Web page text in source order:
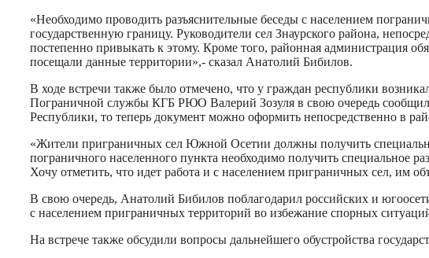
«Необходимо проводить разъяснительные беседы с населением
государственную границу. Руководители сел Знаурского района,
постепенно привыкать к этому. Кроме того, районная администрация
посещали данные территории»,- сказал Анатолий Бибилов.
В ходе встречи также было отмечено, что у граждан республики
Пограничной службы КГБ РЮО Валерий Зозуля в свою очередь
Республики, то теперь документ можно оформить непосредственно в
«Жители приграничных сел Южной Осетии должны получить
пограничного населенного пункта необходимо получить специальное
Хочу отметить, что идет работа и с населением приграничных сел, им
В свою очередь, Анатолий Бибилов поблагодарил российских и
с населением приграничных территорий во избежание спорных
На встрече также обсудили вопросы дальнейшего обустройства